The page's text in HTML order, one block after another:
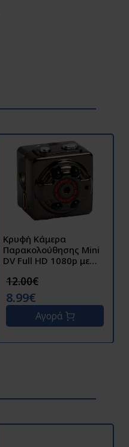
Κρυφή Κάμερα
Παρακολούθησης Mini
DV Full HD 1080p με
12.00€
8.99€
Αγορά